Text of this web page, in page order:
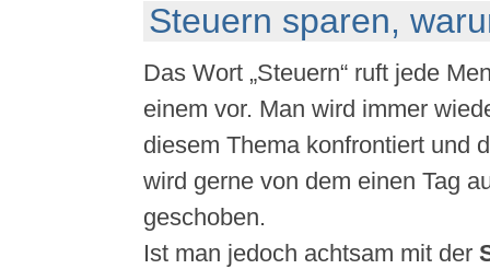
Steuern sparen,
Das Wort „Steuern“ ruft jede
einem vor. Man wird immer
diesem Thema konfrontiert und
wird gerne von dem einen Tag
geschoben.
Ist man jedoch achtsam mit der